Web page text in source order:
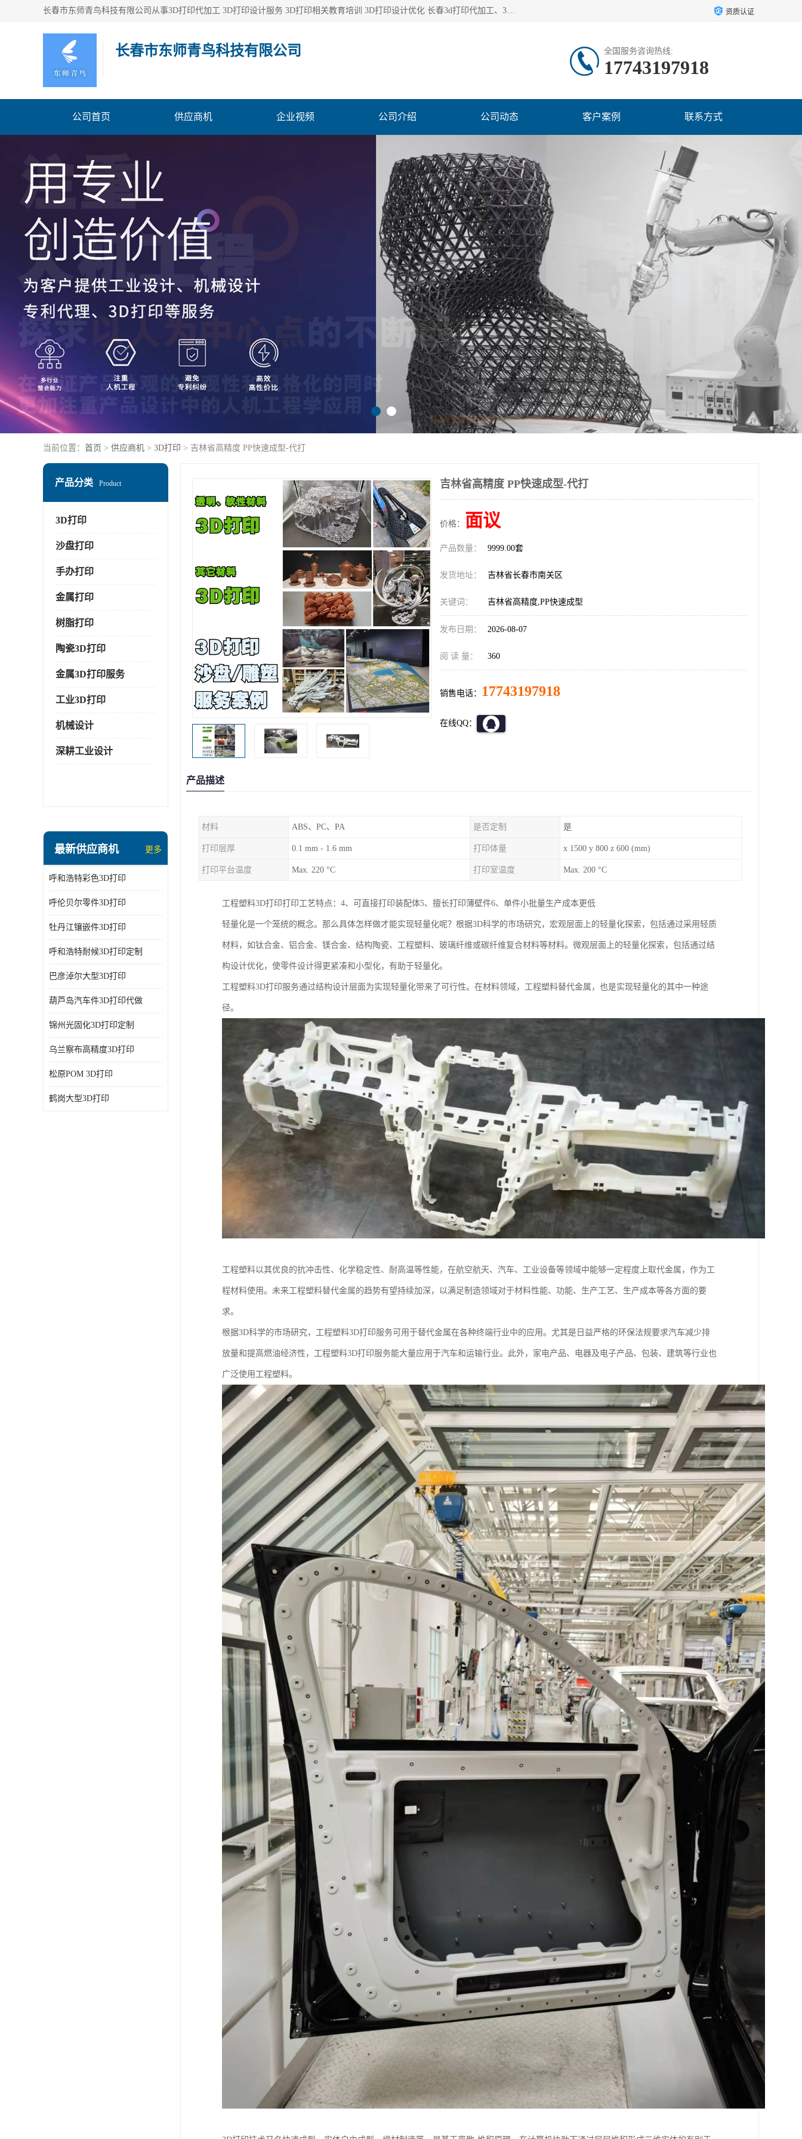
长春市东师青鸟科技有限公司从事3D打印代加工 3D打印设计服务 3D打印相关教育培训 3D打印设计优化 长春3d打印代加工、3D打印代加工及设计服务、3D打印相关教育培训、专利代理及优化、3D打印上下游技术服务，深耕工业设计、机械设计、3D打印多年年，拥有多项技术，辅助数十位客户完成自己的发明及实用新型专利。 资质认证
长春市东师青鸟科技有限公司 全国服务咨询热线:
17743197918
公司首页 供应商机 企业视频 公司介绍 公司动态 客户案例 联系方式
当前位置： 首页 > 供应商机 > 3D打印 > 吉林省高精度 PP快速成型-代打
产品分类 Product
3D打印
沙盘打印
手办打印
金属打印
树脂打印
陶瓷3D打印
金属3D打印服务
工业3D打印
机械设计
深耕工业设计
最新供应商机 更多
呼和浩特彩色3D打印
呼伦贝尔零件3D打印
牡丹江镶嵌件3D打印
呼和浩特耐候3D打印定制
巴彦淖尔大型3D打印
葫芦岛汽车件3D打印代做
锦州光固化3D打印定制
乌兰察布高精度3D打印
松原POM 3D打印
鹤岗大型3D打印
吉林省高精度 PP快速成型-代打
价格： 面议
产品数量： 9999.00套
发货地址： 吉林省长春市南关区
关键词： 吉林省高精度,PP快速成型
发布日期： 2026-08-07
阅 读 量： 360
销售电话： 17743197918
在线QQ：
产品描述
材料 ABS、PC、PA 是否定制 是
打印层厚 0.1 mm - 1.6 mm 打印体量 x 1500 y 800 z 600 (mm)
打印平台温度 Max. 220 °C 打印室温度 Max. 200 °C
工程塑料3D打印打印工艺特点：4、可直接打印装配体5、擅长打印薄壁件6、单件小批量生产成本更低
轻量化是一个笼统的概念。那么具体怎样做才能实现轻量化呢？根据3D科学的市场研究，宏观层面上的轻量化探索，包括通过采用轻质
材料，如钛合金、铝合金、镁合金、结构陶瓷、工程塑料、玻璃纤维或碳纤维复合材料等材料。微观层面上的轻量化探索，包括通过结
构设计优化，使零件设计得更紧凑和小型化，有助于轻量化。
工程塑料3D打印服务通过结构设计层面为实现轻量化带来了可行性。在材料领域，工程塑料替代金属，也是实现轻量化的其中一种途
径。
工程塑料以其优良的抗冲击性、化学稳定性、耐高温等性能，在航空航天、汽车、工业设备等领域中能够一定程度上取代金属，作为工
程材料使用。未来工程塑料替代金属的趋势有望持续加深，以满足制造领域对于材料性能、功能、生产工艺、生产成本等各方面的要
求。
根据3D科学的市场研究，工程塑料3D打印服务可用于替代金属在各种终端行业中的应用。尤其是日益严格的环保法规要求汽车减少排
放量和提高燃油经济性，工程塑料3D打印服务能大量应用于汽车和运输行业。此外，家电产品、电器及电子产品、包装、建筑等行业也
广泛使用工程塑料。